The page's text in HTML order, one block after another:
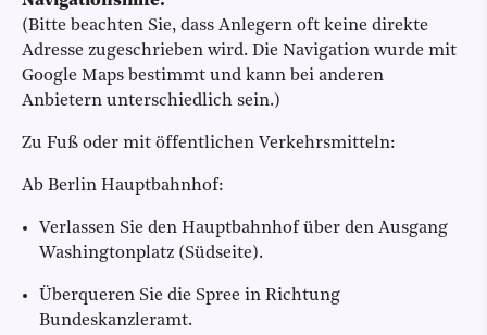
(Bitte beachten Sie, dass Anlegern oft keine direkte
Adresse zugeschrieben wird. Die Navigation wurde mit
Google Maps bestimmt und kann bei anderen
Anbietern unterschiedlich sein.)
Zu Fuß oder mit öffentlichen Verkehrsmitteln:
Ab Berlin Hauptbahnhof:
Verlassen Sie den Hauptbahnhof über den Ausgang
Washingtonplatz (Südseite).
Überqueren Sie die Spree in Richtung
Bundeskanzleramt.